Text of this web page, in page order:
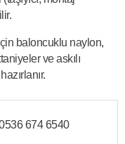
baloncuklu naylon,
ve askılı
674 6540